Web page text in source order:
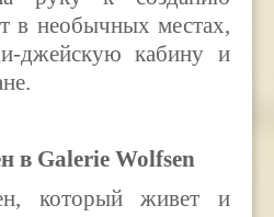
в необычных местах,
джейскую кабину и
в Galerie Wolfsen
который живет и